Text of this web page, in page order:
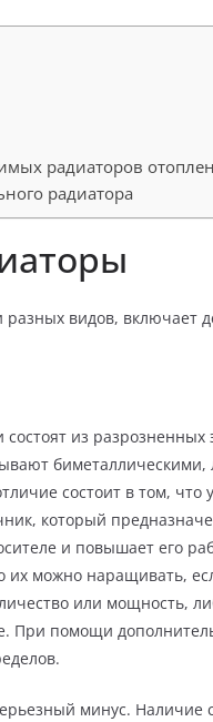
радиаторов
радиатора
видов, включает
состоят из
состоит в том, что
который
и повышает его
их можно наращивать,
или мощность,
При помощи
минус. Наличие